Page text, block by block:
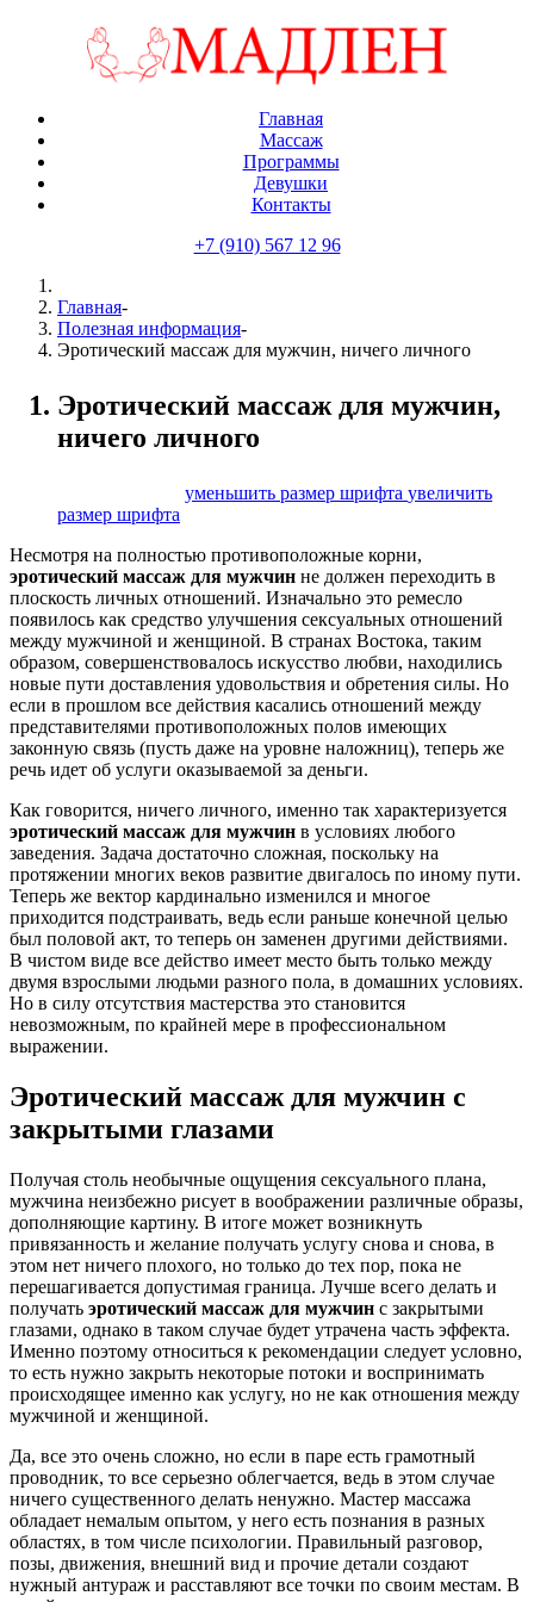
Главная
Массаж
Программы
Девушки
Контакты
+7 (910) 567 12 96
Главная-
Полезная информация-
Эротический массаж для мужчин, ничего личного
Эротический массаж для мужчин,
ничего личного
уменьшить размер шрифта увеличить
размер шрифта
Несмотря на полностью противоположные корни,
эротический массаж для мужчин не должен переходить в
плоскость личных отношений. Изначально это ремесло
появилось как средство улучшения сексуальных отношений
между мужчиной и женщиной. В странах Востока, таким
образом, совершенствовалось искусство любви, находились
новые пути доставления удовольствия и обретения силы. Но
если в прошлом все действия касались отношений между
представителями противоположных полов имеющих
законную связь (пусть даже на уровне наложниц), теперь же
речь идет об услуги оказываемой за деньги.
Как говорится, ничего личного, именно так характеризуется
эротический массаж для мужчин в условиях любого
заведения. Задача достаточно сложная, поскольку на
протяжении многих веков развитие двигалось по иному пути.
Теперь же вектор кардинально изменился и многое
приходится подстраивать, ведь если раньше конечной целью
был половой акт, то теперь он заменен другими действиями.
В чистом виде все действо имеет место быть только между
двумя взрослыми людьми разного пола, в домашних условиях.
Но в силу отсутствия мастерства это становится
невозможным, по крайней мере в профессиональном
выражении.
Эротический массаж для мужчин с
закрытыми глазами
Получая столь необычные ощущения сексуального плана,
мужчина неизбежно рисует в воображении различные образы,
дополняющие картину. В итоге может возникнуть
привязанность и желание получать услугу снова и снова, в
этом нет ничего плохого, но только до тех пор, пока не
перешагивается допустимая граница. Лучше всего делать и
получать эротический массаж для мужчин с закрытыми
глазами, однако в таком случае будет утрачена часть эффекта.
Именно поэтому относиться к рекомендации следует условно,
то есть нужно закрыть некоторые потоки и воспринимать
происходящее именно как услугу, но не как отношения между
мужчиной и женщиной.
Да, все это очень сложно, но если в паре есть грамотный
проводник, то все серьезно облегчается, ведь в этом случае
ничего существенного делать ненужно. Мастер массажа
обладает немалым опытом, у него есть познания в разных
областях, в том числе психологии. Правильный разговор,
позы, движения, внешний вид и прочие детали создают
нужный антураж и расставляют все точки по своим местам. В